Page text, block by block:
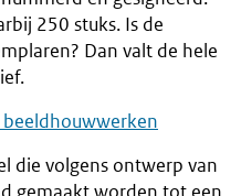
250 stuks. Is de
Dan valt de hele
die volgens ontwerp van